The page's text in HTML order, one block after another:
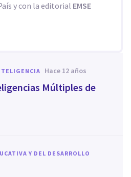
y con la editorial EMSE
hace 12 años
Múltiples de
Y DEL DESARROLLO